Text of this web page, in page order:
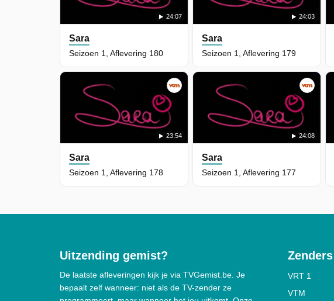
24:07
Sara
Seizoen 1, Aflevering 180
24:03
Sara
Seizoen 1, Aflevering 179
23:54
Sara
Seizoen 1, Aflevering 178
24:08
Sara
Seizoen 1, Aflevering 177
Uitzending gemist?
De laatste afleveringen kijk je via TVGemist.be. Je
bepaalt zelf wanneer: niet als de TV-zender ze
Zenders
VRT 1
VTM